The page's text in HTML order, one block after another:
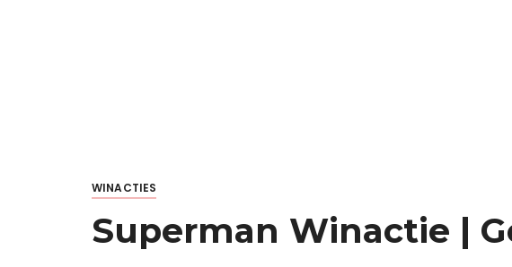
WINACTIES
Superman Winactie |